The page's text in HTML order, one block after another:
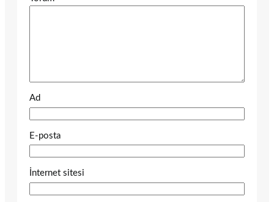
Ad
E-posta
İnternet sitesi